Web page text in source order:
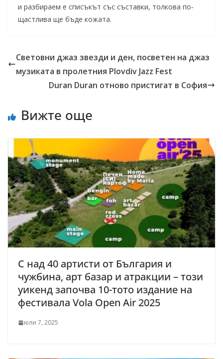
и разбираем е списъкът със съставки, толкова по-
щастлива ще бъде кожата.
Световни джаз звезди и ден, посветен на джаз
музиката в пролетния Plovdiv Jazz Fest
Duran Duran отново пристигат в София
Вижте още
С над 40 артисти от България и
чужбина, арт базар и атракции – този
уикенд започва 10-тото издание на
фестивала Vola Open Air 2025
юли 7, 2025